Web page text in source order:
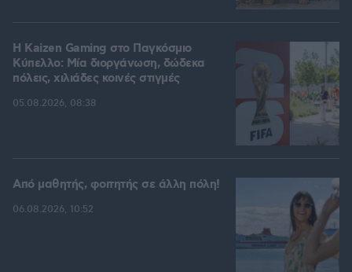
H Kaizen Gaming στο Παγκόσμιο
Kύπελλο: Μία διοργάνωση, δώδεκα
πόλεις, χιλιάδες κοινές στιγμές
05.08.2026, 08:38
Από μαθητής, φοιτητής σε άλλη πόλη!
06.08.2026, 10:52